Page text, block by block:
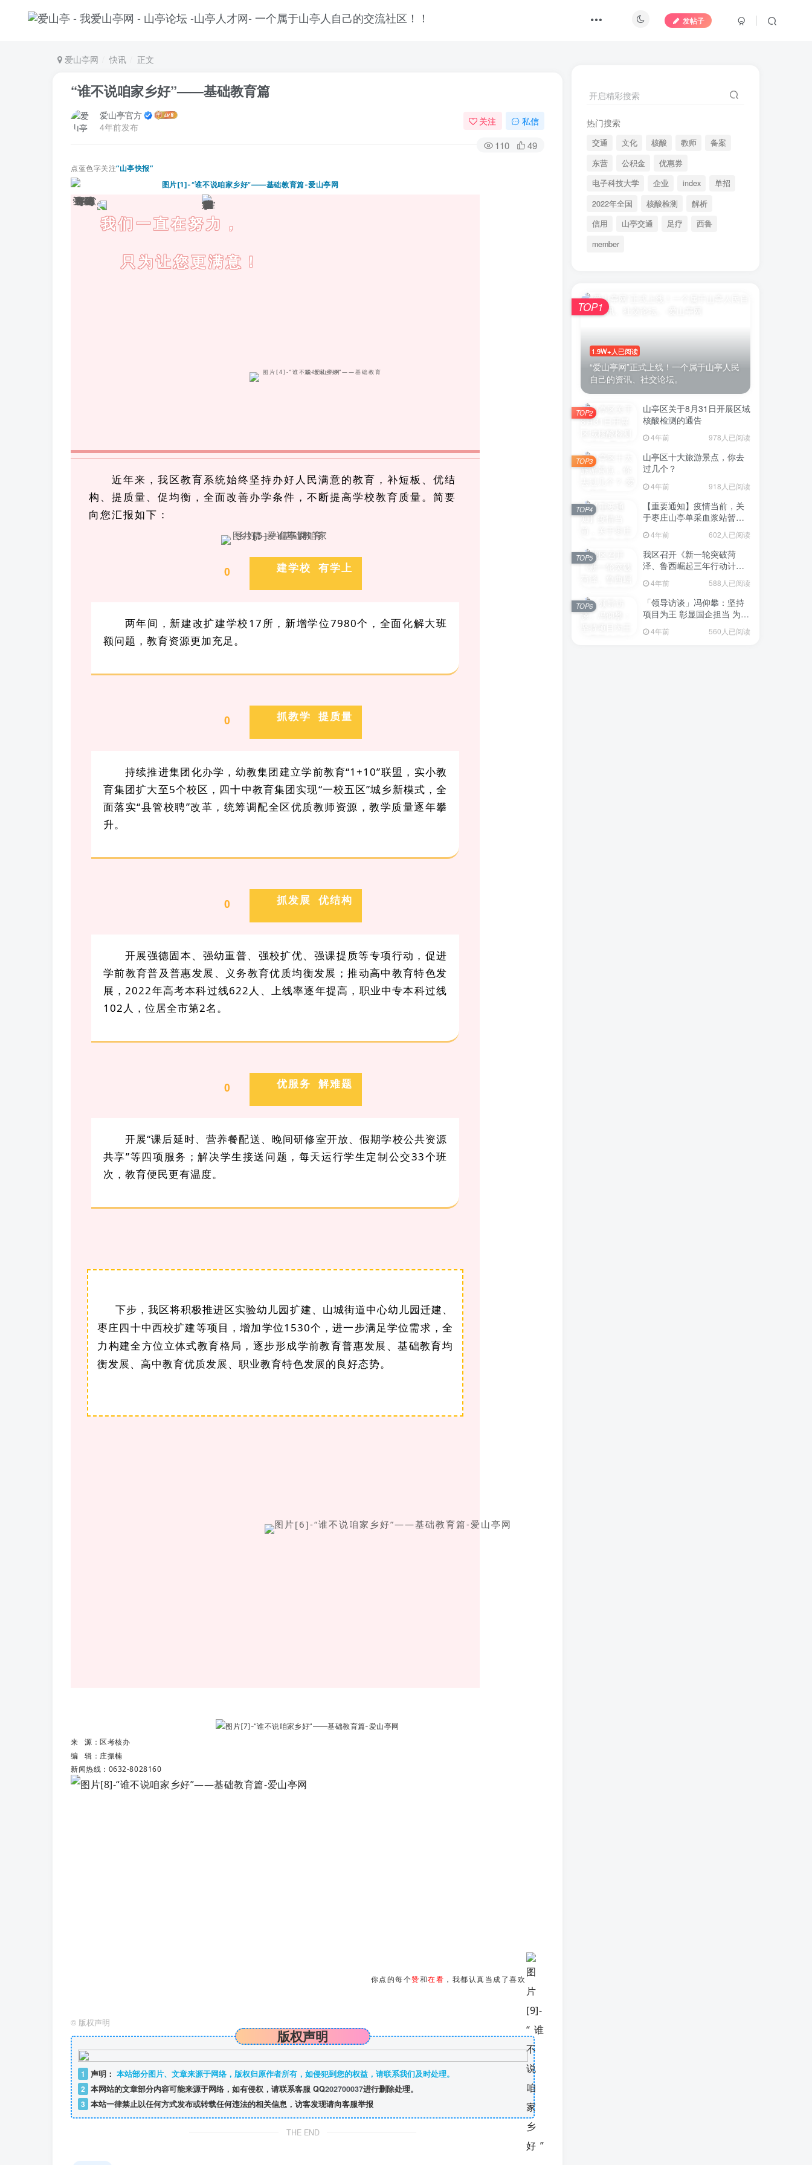
发帖子
爱山亭网 快讯 正文
“谁不说咱家乡好”——基础教育篇
爱山亭官方
4年前发布
关注 私信
110 49
点蓝色字关注“山亭快报”
我们一直在努力，
只为让您更满意！
近年来，我区教育系统始终坚持办好人民满意的教育，补短板、优结
构、提质量、促均衡，全面改善办学条件，不断提高学校教育质量。简要
向您汇报如下：
0
建学校 有学上
两年间，新建改扩建学校17所，新增学位7980个，全面化解大班
额问题，教育资源更加充足。
0
抓教学 提质量
持续推进集团化办学，幼教集团建立学前教育“1+10”联盟，实小教
育集团扩大至5个校区，四十中教育集团实现“一校五区”城乡新模式，全
面落实“县管校聘”改革，统筹调配全区优质教师资源，教学质量逐年攀
升。
0
抓发展 优结构
开展强德固本、强幼重普、强校扩优、强课提质等专项行动，促进
学前教育普及普惠发展、义务教育优质均衡发展；推动高中教育特色发
展，2022年高考本科过线622人、上线率逐年提高，职业中专本科过线
102人，位居全市第2名。
0
优服务 解难题
开展“课后延时、营养餐配送、晚间研修室开放、假期学校公共资源
共享”等四项服务；解决学生接送问题，每天运行学生定制公交33个班
次，教育便民更有温度。
下步，我区将积极推进区实验幼儿园扩建、山城街道中心幼儿园迁建、
枣庄四十中西校扩建等项目，增加学位1530个，进一步满足学位需求，全
力构建全方位立体式教育格局，逐步形成学前教育普惠发展、基础教育均
衡发展、高中教育优质发展、职业教育特色发展的良好态势。
来 源：区考核办
编 辑：庄振楠
新闻热线：0632-8028160
你点的每个赞和在看 ，我都认真当成了喜欢
© 版权声明
版权声明
1 声明： 本站部分图片、文章来源于网络，版权归原作者所有，如侵犯到您的权益，请联系我们及时处理。
2 本网站的文章部分内容可能来源于网络，如有侵权，请联系客服 QQ202700037进行删除处理。
3 本站一律禁止以任何方式发布或转载任何违法的相关信息，访客发现请向客服举报
THE END
开启精彩搜索
热门搜索
交通 文化 核酸 教师
备案
东营
公积金
优惠券
电子科技大学
企业 index
单招
2022年全国
核酸检测
解析
信用
山亭交通 足疗
西鲁
member
1.9W+人已阅读
“爱山亭网”正式上线！一个属于山亭人民
自己的资讯、社交论坛。
TOP1
山亭区关于8月31日开展区域
核酸检测的通告
4年前 978人已阅读
TOP2
山亭区十大旅游景点，你去
过几个？
4年前 918人已阅读
TOP3
【重要通知】疫情当前，关
于枣庄山亭单采血浆站暂停
4年前 602人已阅读
TOP4
我区召开《新一轮突破菏
泽、鲁西崛起三年行动计划
意见稿）政策分析研判会议
4年前 588人已阅读
TOP5
「领导访谈」冯仰攀：坚持
项目为王 彰显国企担当 为全
点项目建设贡献“交发力量”
4年前 560人已阅读
TOP6
微信登录